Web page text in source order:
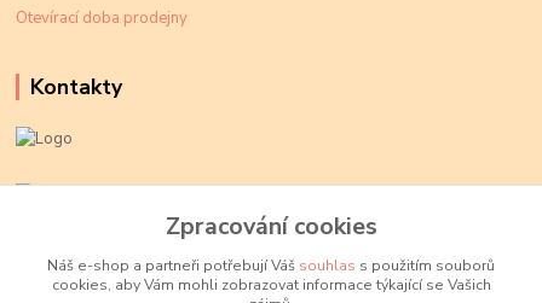
Otevírací doba prodejny
Kontakty
+420 774 719 784
info@fajnekorale.cz
Zpracování cookies
Náš e-shop a partneři potřebují Váš souhlas s použitím souborů
cookies, aby Vám mohli zobrazovat informace týkající se Vašich